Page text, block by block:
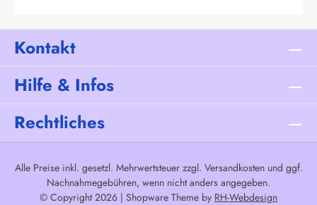
Kontakt
Hilfe & Infos
Rechtliches
Alle Preise inkl. gesetzl. Mehrwertsteuer zzgl. Versandkostenund ggf.
Nachnahmegebühren, wenn nicht anders angegeben.
© Copyright 2026 | Shopware Theme by RH-Webdesign